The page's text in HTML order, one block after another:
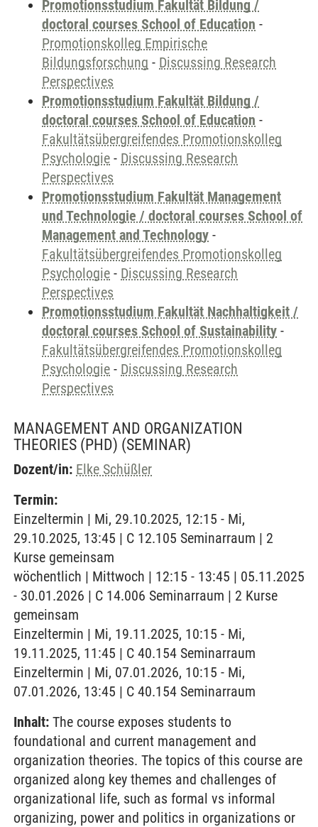
Promotionsstudium Fakultät Bildung /
doctoral courses School of Education -
Promotionskolleg Empirische
Bildungsforschung - Discussing Research
Perspectives
Promotionsstudium Fakultät Bildung /
doctoral courses School of Education -
Fakultätsübergreifendes Promotionskolleg
Psychologie - Discussing Research
Perspectives
Promotionsstudium Fakultät Management
und Technologie / doctoral courses School of
Management and Technology -
Fakultätsübergreifendes Promotionskolleg
Psychologie - Discussing Research
Perspectives
Promotionsstudium Fakultät Nachhaltigkeit /
doctoral courses School of Sustainability -
Fakultätsübergreifendes Promotionskolleg
Psychologie - Discussing Research
Perspectives
MANAGEMENT AND ORGANIZATION
THEORIES (PHD) (SEMINAR)
Dozent/in: Elke Schüßler
Termin:
Einzeltermin | Mi, 29.10.2025, 12:15 - Mi,
29.10.2025, 13:45 | C 12.105 Seminarraum | 2
Kurse gemeinsam
wöchentlich | Mittwoch | 12:15 - 13:45 | 05.11.2025
- 30.01.2026 | C 14.006 Seminarraum | 2 Kurse
gemeinsam
Einzeltermin | Mi, 19.11.2025, 10:15 - Mi,
19.11.2025, 11:45 | C 40.154 Seminarraum
Einzeltermin | Mi, 07.01.2026, 10:15 - Mi,
07.01.2026, 13:45 | C 40.154 Seminarraum
Inhalt: The course exposes students to
foundational and current management and
organization theories. The topics of this course are
organized along key themes and challenges of
organizational life, such as formal vs informal
organizing, power and politics in organizations or